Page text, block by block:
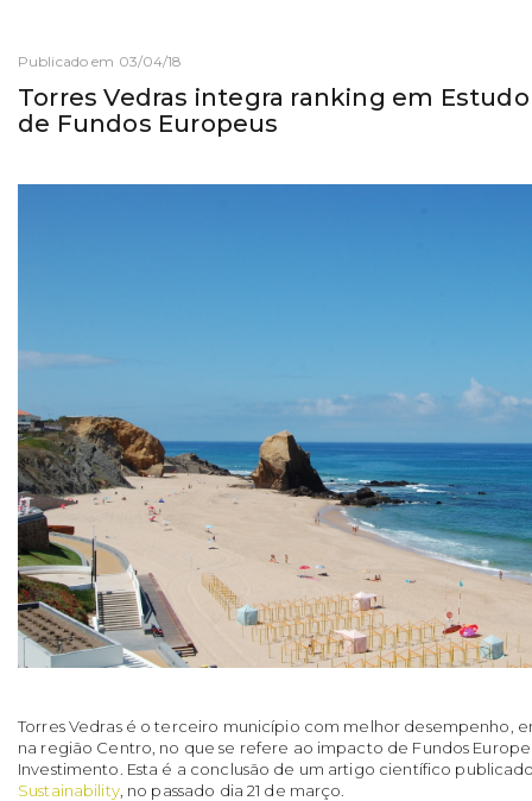
Publicado em 03/04/18
Torres Vedras integra ranking em
de Fundos Europeus
Torres Vedras é o terceiro município com melhor desempenho,
na região Centro, no que se refere ao impacto de Fundos
Investimento. Esta é a conclusão de um artigo científico
Sustainability, no passado dia 21 de março.